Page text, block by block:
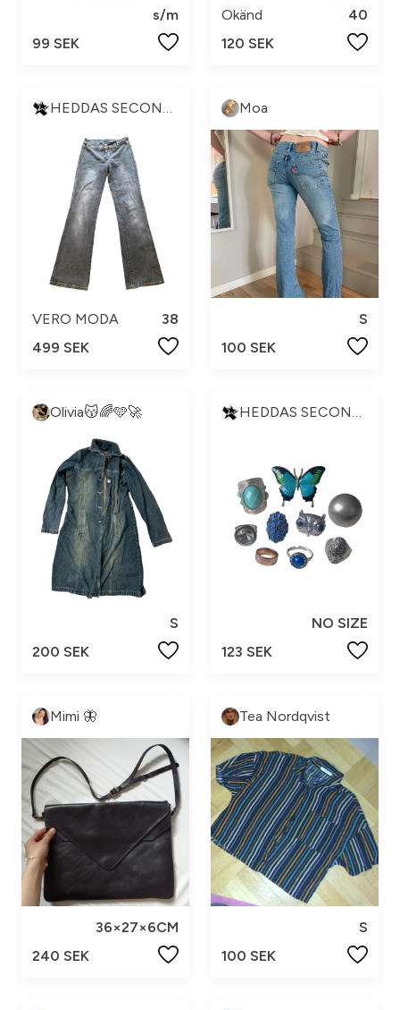
s/m
99 SEK
Okänd
40
120 SEK
VERO MODA
38
499 SEK
Moa
S
100 SEK
Olivia😽🌈🩵🚀
S
200 SEK
NO SIZE
123 SEK
Mimi 🦋
36×27×6CM
240 SEK
Tea Nordqvist
S
100 SEK